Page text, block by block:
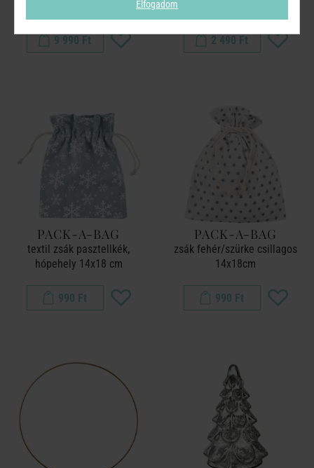
9 990 Ft 2 490 Ft
PACK-A-BAG
textil zsák pasztellkék,
hópehely 14x18 cm
990 Ft
PACK-A-BAG
zsák fehér/szürke csillagos
14x18cm
990 Ft
Elfogadom